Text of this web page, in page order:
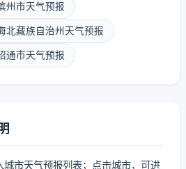
州市天气预报
北藏族自治州天气预报
通市天气预报
城市天气预报列表；点击城市，可进